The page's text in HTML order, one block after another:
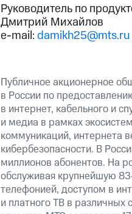
Руководитель по
Дмитрий Михайлов
e-mail:damikh25@mts.ru
Публичное акционерное
в России по
в интернет, кабельного и
и медиа в рамках
коммуникаций, интернета
кибербезопасности. В
миллионов абонентов. На
обслуживая крупнейшую
телефонией, доступом в
и платного ТВ в